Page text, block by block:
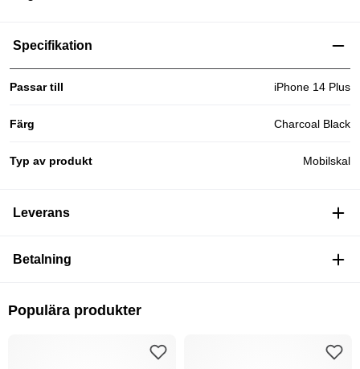
Specifikation
Passar till iPhone 14 Plus
Färg Charcoal Black
Typ av produkt Mobilskal
Leverans
Betalning
Populära produkter